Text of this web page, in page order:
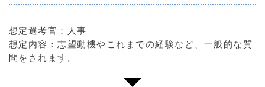
想定選考官：人事
想定内容：志望動機やこれまでの経験など、一般的な質
問をされます。